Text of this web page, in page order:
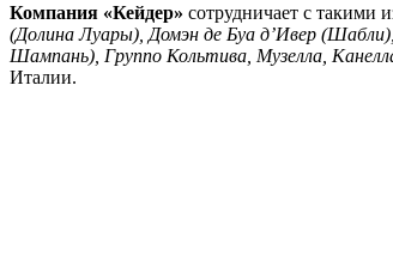
Компания «Кейдер» сотрудничает с
(Долина Луары), Домэн де Буа д’Ивер
Шампань), Группо Кольтива, Музелла,
Италии.